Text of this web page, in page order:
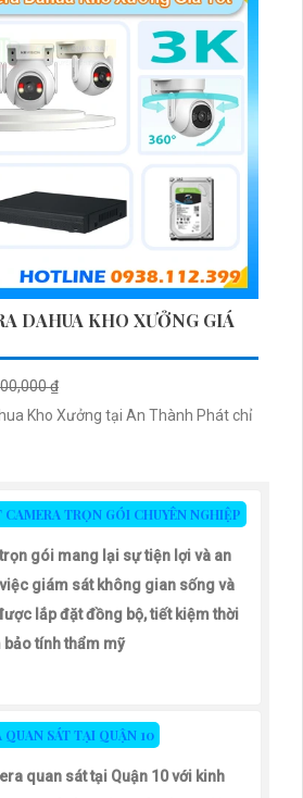
DAHUA KHO XƯỞNG GIÁ
₫
Kho Xưởng tại An Thành Phát chỉ
TRỌN GÓI CHUYÊN NGHIỆP
gói mang lại sự tiện lợi và an
giám sát không gian sống và
lắp đặt đồng bộ, tiết kiệm thời
tính thẩm mỹ
SÁT TẠI QUẬN 10
quan sát tại Quận 10 với kinh